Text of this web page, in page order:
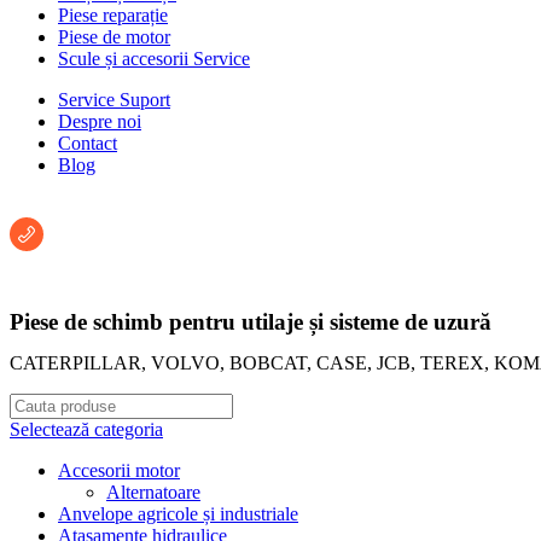
Piese reparație
Piese de motor
Scule și accesorii Service
Service Suport
Despre noi
Contact
Blog
Piese de schimb pentru utilaje și sisteme de uzură
CATERPILLAR, VOLVO, BOBCAT, CASE, JCB, TEREX,
Selectează categoria
Accesorii motor
Alternatoare
Anvelope agricole și industriale
Atașamente hidraulice